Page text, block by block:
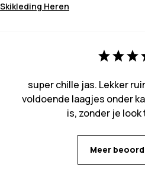
Skikleding Heren
super chille jas. Lekker
voldoende laagjes onder
is, zonder je
Meer